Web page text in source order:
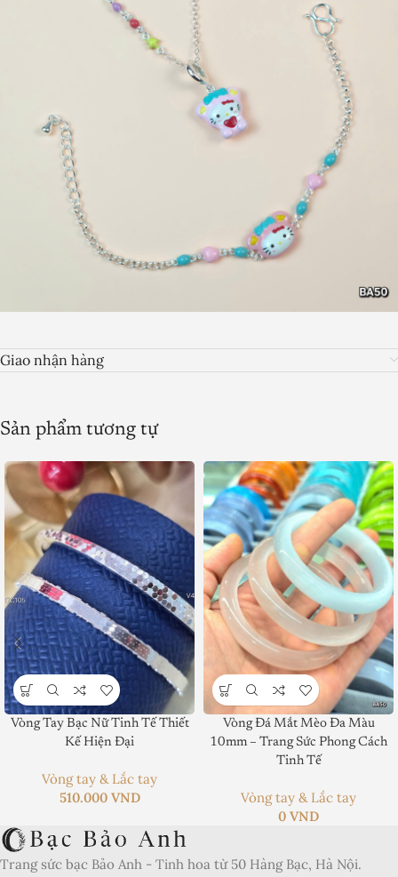
Product SKU:
Product Brand:
Product Currency:
Price Valid Until:
Giao nhận hàng
Sản phẩm tương tự
Vòng Tay Bạc Nữ Tinh Tế Thiết
Kế Hiện Đại
Vòng tay & Lắc tay
510.000 VND
Vòng Đá Mắt Mèo Đa Màu
10mm – Trang Sức Phong Cách
Tinh Tế
Vòng tay & Lắc tay
0 VND
Trang sức bạc Bảo Anh - Tinh hoa từ 50 Hàng Bạc, Hà Nội.